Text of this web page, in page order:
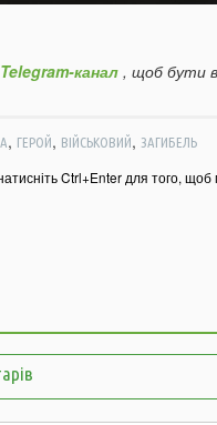
Telegram-канал , щоб бути в
, ГЕРОЙ, ВІЙСЬКОВИЙ, ЗАГИБЕЛЬ
Ctrl+Enter для того,